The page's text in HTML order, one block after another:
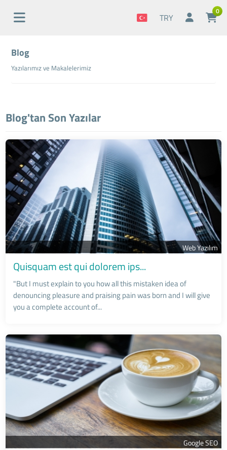
TRY
0
Blog
Yazılarımız ve Makalelerimiz
Blog'tan Son Yazılar
Web Yazılım
Quisquam est qui dolorem ips...
"But I must explain to you how all this mistaken idea of
denouncing pleasure and praising pain was born and I will give
you a complete account of...
Google SEO